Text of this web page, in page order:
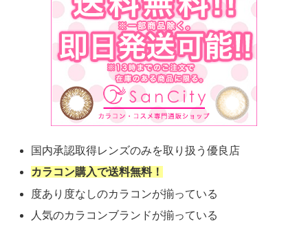
国内承認取得レンズのみを取り扱う優良店
カラコン購入で送料無料！
度あり度なしのカラコンが揃っている
人気のカラコンブランドが揃っている